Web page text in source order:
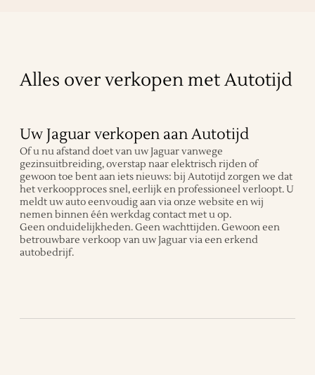
Alles over verkopen met Autotijd
Uw Jaguar verkopen aan Autotijd
Of u nu afstand doet van uw Jaguar vanwege
gezinsuitbreiding, overstap naar elektrisch rijden of
gewoon toe bent aan iets nieuws: bij Autotijd zorgen we dat
het verkoopproces snel, eerlijk en professioneel verloopt. U
meldt uw auto eenvoudig aan via onze website en wij
nemen binnen één werkdag contact met u op.
Geen onduidelijkheden. Geen wachttijden. Gewoon een
betrouwbare verkoop van uw Jaguar via een erkend
autobedrijf.